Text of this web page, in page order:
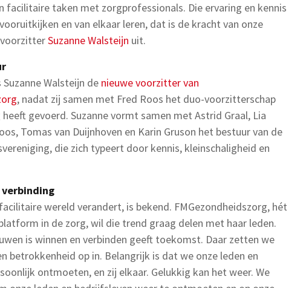
facilitaire taken met zorgprofessionals. Die ervaring en kennis
en van elkaar leren, dat is de kracht van onze
Suzanne Walsteijn uit.
Walsteijn de nieuwe voorzitter van
, nadat zij samen met Fred Roos het duo-voorzitterschap
gevoerd. Suzanne vormt samen met Astrid Graal, Lia
Tomas van Duijnhoven en Karin Gruson het bestuur van de
die zich typeert door kennis, kleinschaligheid en
wereld verandert, is bekend. FMGezondheidszorg, hét
in de zorg, wil die trend graag delen met haar leden.
is winnen en verbinden geeft toekomst. Daar zetten we
betrokkenheid op in. Belangrijk is dat we onze leden en
ontmoeten, en zij elkaar. Gelukkig kan het weer. We